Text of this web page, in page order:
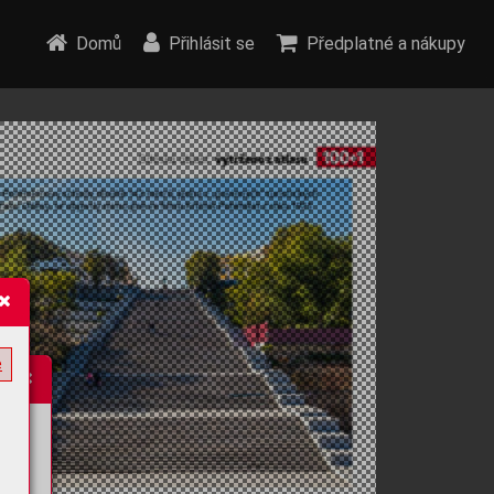
Domů Přihlásit se Předplatné a nákupy